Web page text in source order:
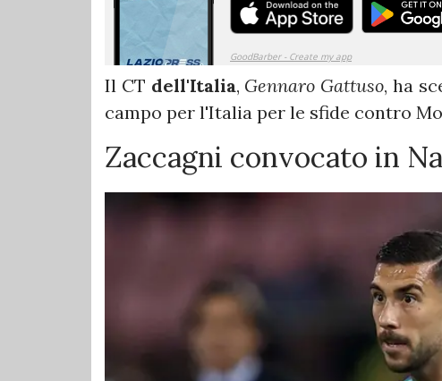
Il CT dell'Italia, Gennaro Gattuso, ha
campo per l'Italia per le sfide contro
Zaccagni convocato in